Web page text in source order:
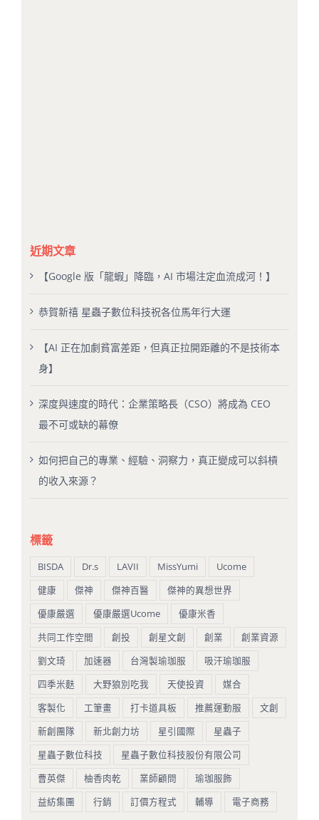
近期文章
【Google 版「龍蝦」降臨，AI 市場注定血流成河！】
恭賀新禧 星蟲子數位科技祝各位馬年行大運
【AI 正在加劇貧富差距，但真正拉開距離的不是技術本
身】
深度與速度的時代：企業策略長（CSO）將成為 CEO
最不可或缺的幕僚
如何把自己的專業、經驗、洞察力，真正變成可以斜槓
的收入來源？
標籤
BISDA Dr.s LAVII MissYumi
Ucome
健康
傑神 傑神百醫
傑神的異想世界
優康嚴選
優康嚴選Ucome
優康米香
共同工作空間
創投 創星文創 創業
創業資源
劉文琦
加速器 台灣製瑜珈服
吸汗瑜珈服
四季米麩
大野狼別吃我 天使投資
媒合
客製化
工筆畫 打卡道具板 推薦運動服
文創
新創團隊
新北創力坊 星引國際
星蟲子
星蟲子數位科技
星蟲子數位科技股份有限公司
曹英傑
柚香肉乾 業師顧問
瑜珈服飾
益紡集團
行銷 訂價方程式 輔導 電子商務